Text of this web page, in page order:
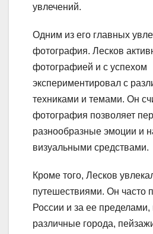
увлечений.
Одним из его главных
фотография. Лесков
фотографией и с успехом
экспериментировал с
техниками и темами. Он
фотография позволяет
разнообразные эмоции и
визуальными средствами.
Кроме того, Лесков
путешествиями. Он часто
России и за ее пределами,
различные города,